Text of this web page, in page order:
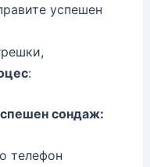
успешен
:
сондаж:
телефон